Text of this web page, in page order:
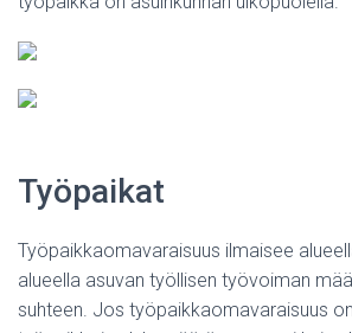
Työpaikat
Työpaikkaomavaraisuus ilmaisee
alueella asuvan työllisen työvoiman
suhteen. Jos työpaikkaomavaraisuus